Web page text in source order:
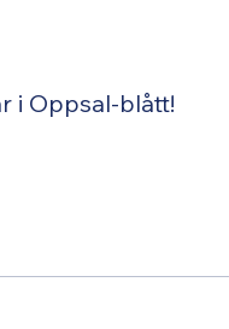
i Oppsal-blått!